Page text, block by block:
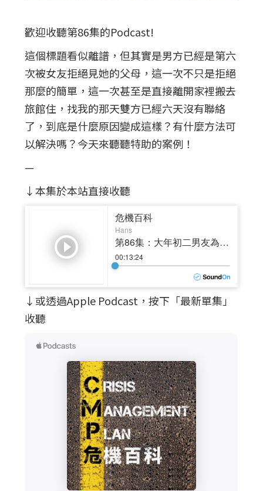
歡迎收聽第86集的Podcast!
這個標題看似離譜，但其實是男方已經是第六
次被女友拒絕見她的父母，這一次不只是拒絕
那麼的簡單，這一次甚至是直接離開家裡搬去
旅館住，找我的那天雙方已經六天沒有聯絡
了，到底是什麼原因變成這樣？有什麼方法可
以解決嗎？今天來聽聽特助的案例！
—
↓本集於本站直接收聽
↓或透過Apple Podcast，按下「最新單集」
收聽